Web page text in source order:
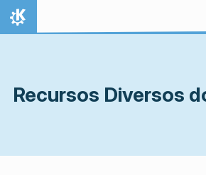
Ir para o conteúdo
Início
Recursos Diversos